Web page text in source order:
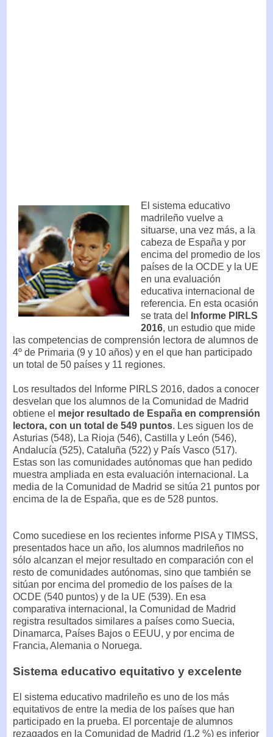
El sistema educativo
madrileño vuelve a
situarse, una vez más, a la
cabeza de España y por
encima del promedio de los
países de la OCDE y la UE
en una evaluación
educativa internacional de
referencia. En esta ocasión
se trata del
Informe PIRLS
2016, un estudio que mide
las competencias de comprensión lectora de alumnos de
4º de Primaria (9 y 10 años) y en el que han participado
un total de 50 países y 11 regiones.
Los resultados del Informe PIRLS 2016, dados a conocer
desvelan que los alumnos de la Comunidad de Madrid
obtiene el mejor resultado de España en comprensión
lectora, con un total de 549 puntos. Les siguen los de
Asturias (548), La Rioja (546), Castilla y León (546),
Andalucía (525), Cataluña (522) y País Vasco (517).
Estas son las comunidades autónomas que han pedido
muestra ampliada en esta evaluación internacional. La
media de la Comunidad de Madrid se sitúa 21 puntos por
encima de la de España, que es de 528 puntos.
Como sucediese en los recientes informe PISA y TIMSS,
presentados hace un año, los alumnos madrileños no
sólo alcanzan el mejor resultado en comparación con el
resto de comunidades autónomas, sino que también se
sitúan por encima del promedio de los países de la
OCDE (540 puntos) y de la UE (539). En esa
comparativa internacional, la Comunidad de Madrid
registra resultados similares a países como Suecia,
Dinamarca, Países Bajos o EEUU, y por encima de
Francia, Alemania o Noruega.
Sistema educativo equitativo y excelente
El sistema educativo madrileño es uno de los más
equitativos de entre la media de los países que han
participado en la prueba. El porcentaje de alumnos
rezagados en la Comunidad de Madrid (1,2 %) es inferior